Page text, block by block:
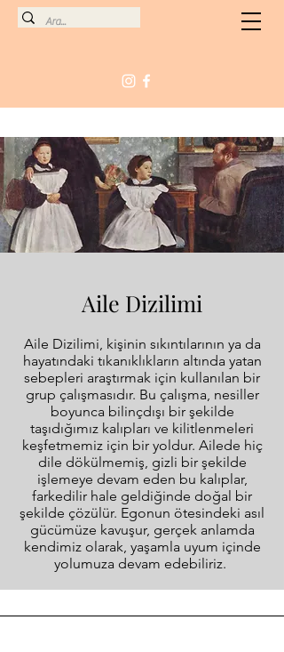
Kalbine sor. Kalbini dinle.
Aile Dizilimi
Aile Dizilimi, kişinin sıkıntılarının ya da
hayatındaki tıkanıklıkların altında yatan
sebepleri araştırmak için kullanılan bir
grup çalışmasıdır. Bu çalışma, nesiller
boyunca bilinçdışı bir şekilde
taşıdığımız kalıpları ve kilitlenmeleri
keşfetmemiz için bir yoldur. Ailede hiç
dile dökülmemiş, gizli bir şekilde
işlemeye devam eden bu kalıplar,
farkedilir hale geldiğinde doğal bir
şekilde çözülür. Egonun ötesindeki asıl
gücümüze kavuşur, gerçek anlamda
kendimiz olarak, yaşamla uyum içinde
yolumuza devam edebiliriz.